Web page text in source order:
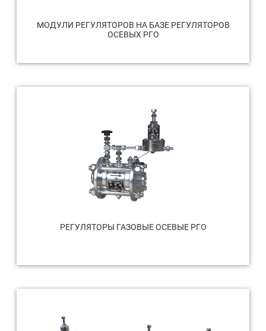
МОДУЛИ РЕГУЛЯТОРОВ НА БАЗЕ РЕГУЛЯТОРОВ
ОСЕВЫХ РГО
РЕГУЛЯТОРЫ ГАЗОВЫЕ ОСЕВЫЕ РГО